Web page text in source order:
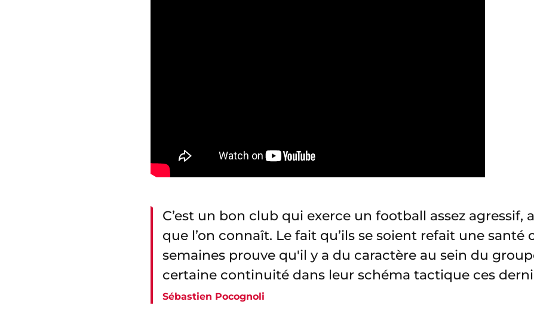
C’est un bon club qui exerce un football assez agressif,
que l’on connaît. Le fait qu’ils se soient refait une santé
semaines prouve qu'il y a du caractère au sein du
certaine continuité dans leur schéma tactique ces
Sébastien Pocognoli